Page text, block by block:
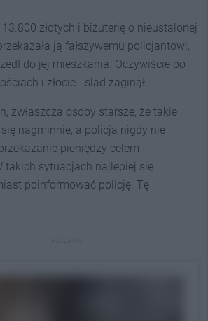
złotych i biżuterię o nieustalonej
ją fałszywemu policjantowi,
do jej mieszkania. Oczywiście po
i złocie - ślad zaginął.
zwłaszcza osoby starsze, że takie
nagminnie, a policja nigdy nie
pieniędzy celem
takich sytuacjach najlepiej się
poinformować policję. Tę